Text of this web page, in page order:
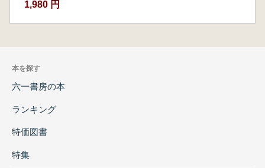
1,980 円
本を探す
六一書房の本
ランキング
特価図書
特集